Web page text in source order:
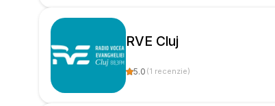
RVE Cluj
5.0 (1 recenzie)